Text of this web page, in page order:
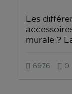
Les
murale ?
6976 0